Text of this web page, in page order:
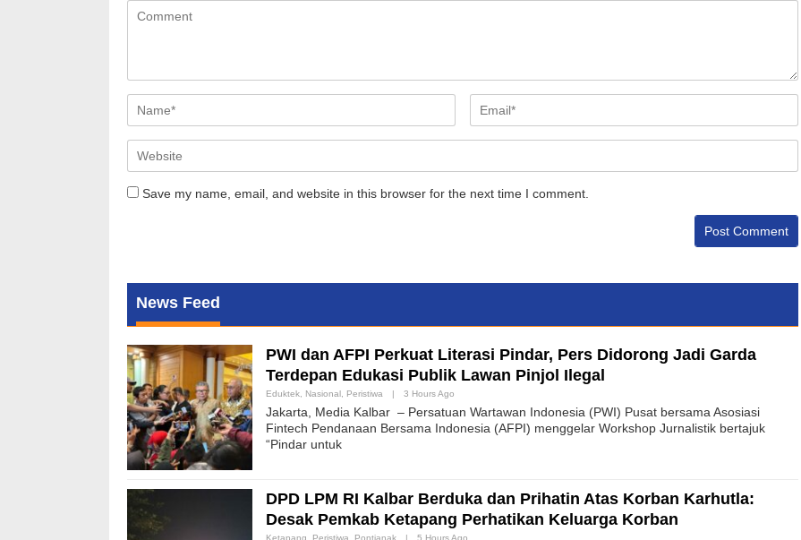
Save my name, email, and website in this browser for the next time I comment.
News Feed
PWI dan AFPI Perkuat Literasi Pindar, Pers Didorong Jadi Garda
Terdepan Edukasi Publik Lawan Pinjol Ilegal
Eduktek, Nasional , Peristiwa 3 Hours Ago
Jakarta, Media Kalbar – Persatuan Wartawan Indonesia (PWI) Pusat bersama Asosiasi
Fintech Pendanaan Bersama Indonesia (AFPI) menggelar Workshop Jurnalistik bertajuk
“Pindar untuk
DPD LPM RI Kalbar Berduka dan Prihatin Atas Korban Karhutla:
Desak Pemkab Ketapang Perhatikan Keluarga Korban